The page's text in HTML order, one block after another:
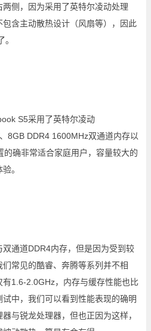
侧，因为采用了英特尔凌动处理
含主动散热设计（风扇等），因此
S5采用了英特尔凌动
8GB DDR4 1600MHz双通道内存以
的确非常适合家庭用户，容量较大的
。
通道DDR4内存，但是因为受到较
常见的酷睿、奔腾等系列并不相
1.6-2.0GHz，内存与缓存性能也比
中，我们可以看到性能表现的确明
与锐龙处理器，但也正因为这样，